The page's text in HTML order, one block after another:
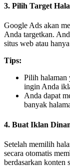
3. Pilih Target
Google Ads akan
Anda targetkan.
situs web atau
Tips:
Pilih halaman
ingin Anda
Anda dapat
banyak
4. Buat Iklan
Setelah memilih
secara otomatis
berdasarkan konten